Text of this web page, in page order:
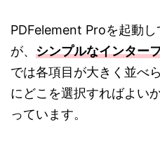
PDFelement Proを起動
が、 シンプルなインター
では各項目が大きく並べ
にどこを選択すればよい
っています。